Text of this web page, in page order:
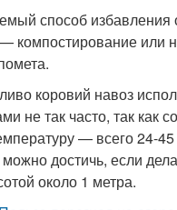
способ избавления
компостирование или
коровий навоз
не так часто, так как
— всего 24-
можно достичь, если
около 1 метра.